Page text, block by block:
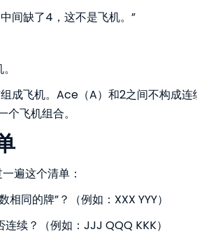
间缺了4，这不是飞机。”
成飞机。Ace（A）和2之间不构成
飞机组合。
遍这个清单：
同的牌”？（例如：XXX YYY）
续？（例如：JJJ QQQ KKK）